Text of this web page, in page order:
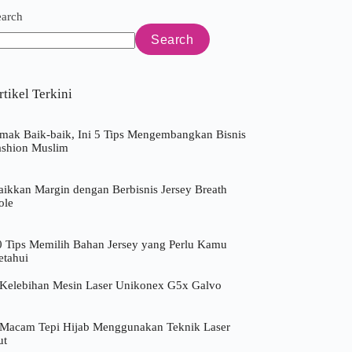
Search
Terkini
Baik-baik, Ini 5 Tips Mengembangkan Bisnis
Muslim
Margin dengan Berbisnis Jersey Breath
Tips Memilih Bahan Jersey yang Perlu Kamu
Mesin Laser Unikonex G5x Galvo
Tepi Hijab Menggunakan Teknik Laser